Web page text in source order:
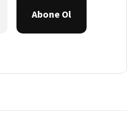
Abone Ol